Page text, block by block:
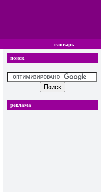
словарь
поиск
реклама